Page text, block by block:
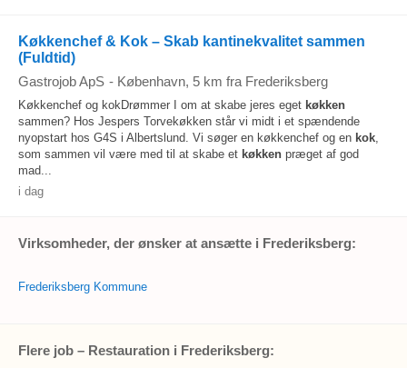
Køkkenchef & Kok – Skab kantinekvalitet sammen
(Fuldtid)
Gastrojob ApS - København, 5 km fra Frederiksberg
Køkkenchef og kokDrømmer I om at skabe jeres eget køkken
sammen? Hos Jespers Torvekøkken står vi midt i et spændende
nyopstart hos G4S i Albertslund. Vi søger en køkkenchef og en kok,
som sammen vil være med til at skabe et køkken præget af god
mad...
i dag
Virksomheder, der ønsker at ansætte i Frederiksberg:
Frederiksberg Kommune
Flere job – Restauration i Frederiksberg: